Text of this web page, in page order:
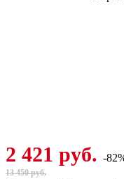
2 421 руб. -
13 450 руб.